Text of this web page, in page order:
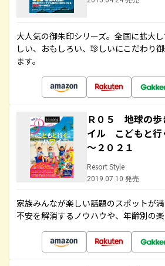
大人気の御朱印シリーズ。全国に拡大
しい、おもしろい、珍しいにこだわり
ます。
Ｒ０５ 地球の
イル こどもと
～２０２１
Resort Style
2019.07.10 発売
家族みんなが楽しい話題のスポットが
不安を解消するノウハウや、年齢別の